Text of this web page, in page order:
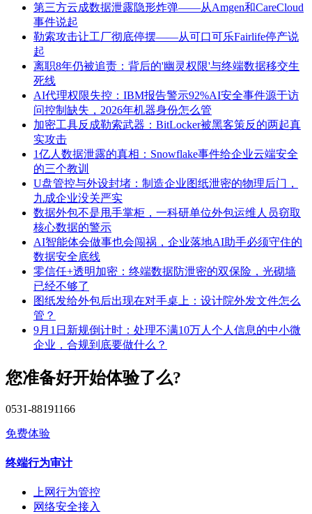
第三方云成数据泄露隐形炸弹——从Amgen和CareCloud
事件说起
勒索攻击让工厂彻底停摆——从可口可乐Fairlife停产说
起
离职8年仍被追责：背后的'幽灵权限'与终端数据移交生
死线
AI代理权限失控：IBM报告警示92%AI安全事件源于访
问控制缺失，2026年机器身份怎么管
加密工具反成勒索武器：BitLocker被黑客策反的两起真
实攻击
1亿人数据泄露的真相：Snowflake事件给企业云端安全
的三个教训
U盘管控与外设封堵：制造企业图纸泄密的物理后门，
九成企业没关严实
数据外包不是甩手掌柜，一科研单位外包运维人员窃取
核心数据的警示
AI智能体会做事也会闯祸，企业落地AI助手必须守住的
数据安全底线
零信任+透明加密：终端数据防泄密的双保险，光砌墙
已经不够了
图纸发给外包后出现在对手桌上：设计院外发文件怎么
管？
9月1日新规倒计时：处理不满10万人个人信息的中小微
企业，合规到底要做什么？
您准备好开始体验了么?
0531-88191166
免费体验
终端行为审计
上网行为管控
网络安全接入